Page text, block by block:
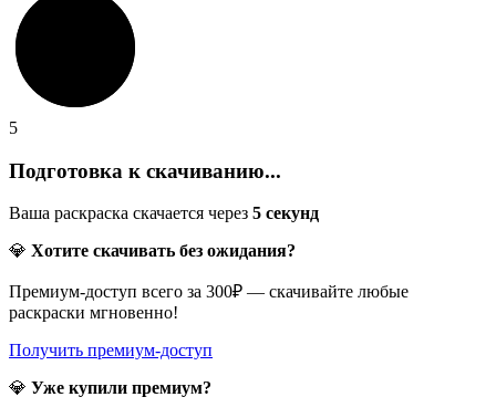
5
Подготовка к скачиванию...
Ваша раскраска скачается через 5 секунд
💎 Хотите скачивать без ожидания?
Премиум-доступ всего за 300₽ — скачивайте любые
раскраски мгновенно!
Получить премиум-доступ
💎 Уже купили премиум?